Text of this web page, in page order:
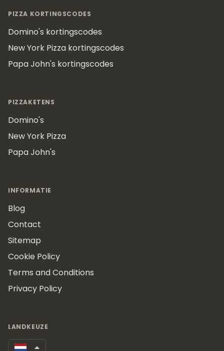
PIZZA KORTINGSCODES
Domino's kortingscodes
New York Pizza kortingscodes
Papa John's kortingscodes
PIZZAKETENS
Domino's
New York Pizza
Papa John's
INFORMATIE
Blog
Contact
Sitemap
Cookie Policy
Terms and Conditions
Privacy Policy
LANDKEUZE